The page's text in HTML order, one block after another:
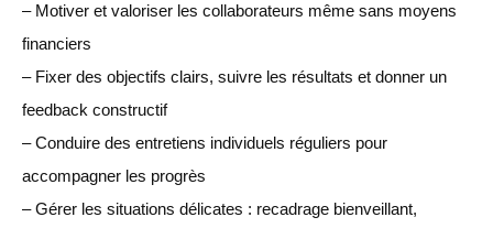
– Motiver et valoriser les collaborateurs même sans moyens
financiers
– Fixer des objectifs clairs, suivre les résultats et donner un
feedback constructif
– Conduire des entretiens individuels réguliers pour
accompagner les progrès
– Gérer les situations délicates : recadrage bienveillant,